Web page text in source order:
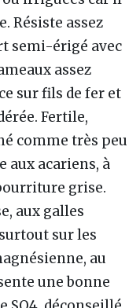
Résiste assez
semi-érigé avec
assez
sur fils de fer et
Fertile,
comme très peu
aux acariens, à
grise.
aux galles
sur les
au
une bonne